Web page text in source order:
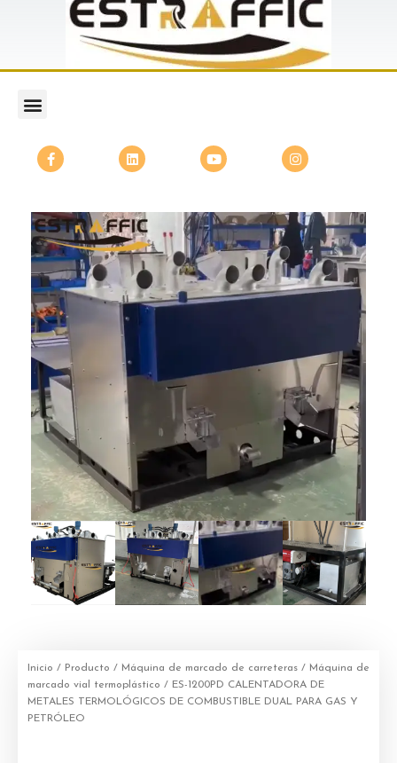
Inicio / Producto / Máquina de marcado de carreteras / Máquina de
marcado vial termoplástico / ES-1200PD CALENTADORA DE
METALES TERMOLÓGICOS DE COMBUSTIBLE DUAL PARA GAS Y
PETRÓLEO